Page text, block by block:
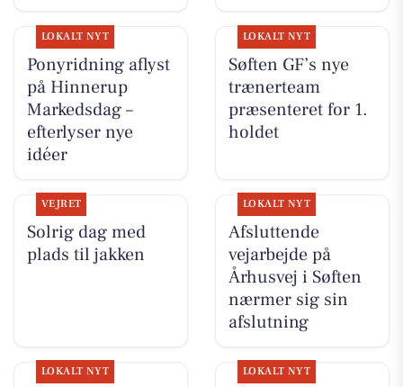
LOKALT NYT
Ponyridning aflyst
på Hinnerup
Markedsdag –
efterlyser nye
idéer
LOKALT NYT
Søften GF’s nye
trænerteam
præsenteret for 1.
holdet
VEJRET
Solrig dag med
plads til jakken
LOKALT NYT
Afsluttende
vejarbejde på
Århusvej i Søften
nærmer sig sin
afslutning
LOKALT NYT LOKALT NYT